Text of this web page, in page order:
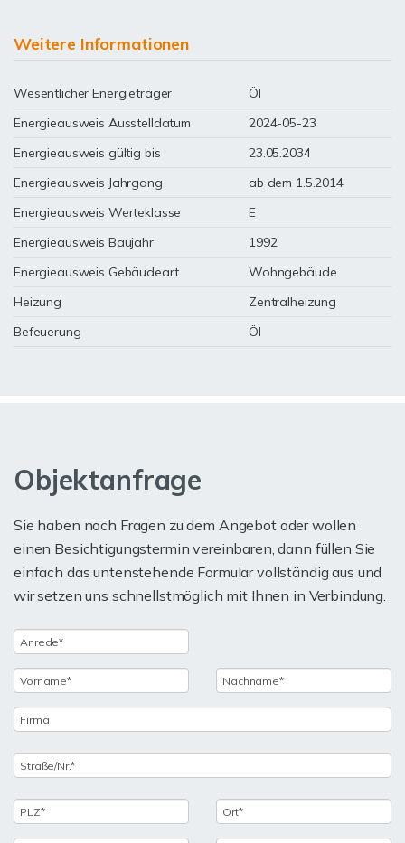
Weitere Informationen
Wesentlicher Energieträger
Öl
Energieausweis Ausstelldatum
2024-05-23
Energieausweis gültig bis
23.05.2034
Energieausweis Jahrgang
ab dem 1.5.2014
Energieausweis Werteklasse
E
Energieausweis Baujahr
1992
Energieausweis Gebäudeart
Wohngebäude
Heizung
Zentralheizung
Befeuerung
Öl
Objektanfrage
Sie haben noch Fragen zu dem Angebot oder wollen
einen Besichtigungstermin vereinbaren, dann füllen Sie
einfach das untenstehende Formular vollständig aus und
wir setzen uns schnellstmöglich mit Ihnen in Verbindung.